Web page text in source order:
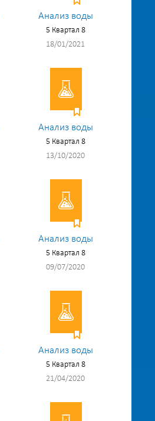
Анализ воды
5 Квартал 8
18/01/2021
Анализ воды
5 Квартал 8
13/10/2020
Анализ воды
5 Квартал 8
09/07/2020
Анализ воды
5 Квартал 8
21/04/2020